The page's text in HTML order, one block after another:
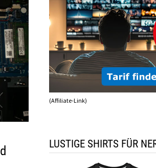
(Affiliate-Link)
LUSTIGE SHIRTS FÜR